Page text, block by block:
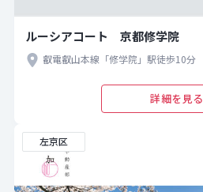
ルーシアコート 京都修学院
叡電叡山本線「修学院」駅徒歩10分
詳細を見る
左京区